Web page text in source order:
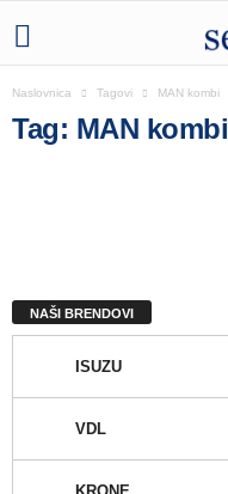
Naslovnica Tagovi MAN kombi
Tag: MAN kombi
NAŠI BRENDOVI
ISUZU
VDL